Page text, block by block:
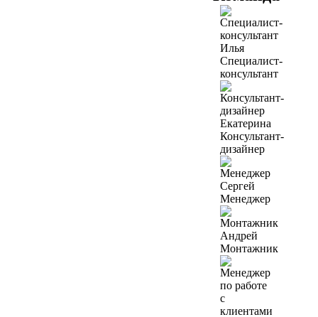
Илья
Специалист-
консультант
Екатерина
Консультант-
дизайнер
Сергей
Менеджер
Андрей
Монтажник